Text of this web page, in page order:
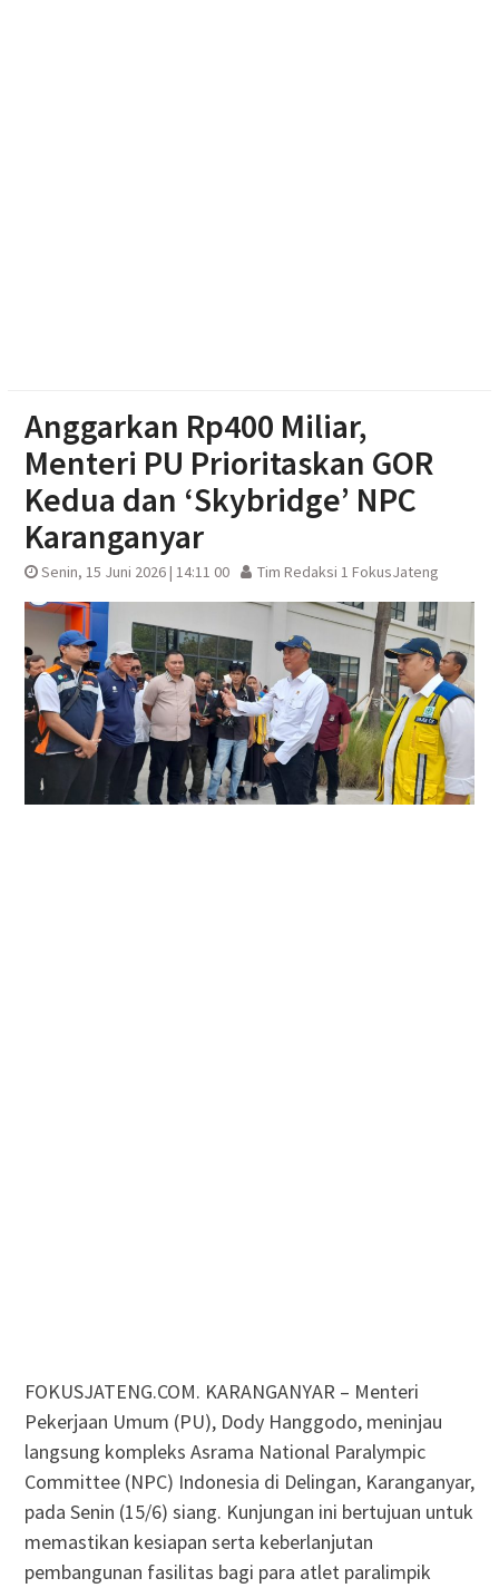
Anggarkan Rp400 Miliar,
Menteri PU Prioritaskan GOR
Kedua dan ‘Skybridge’ NPC
Karanganyar
Senin, 15 Juni 2026 | 14:11 00 Tim Redaksi 1 FokusJateng
FOKUSJATENG.COM. KARANGANYAR – Menteri
Pekerjaan Umum (PU), Dody Hanggodo, meninjau
langsung kompleks Asrama National Paralympic
Committee (NPC) Indonesia di Delingan, Karanganyar,
pada Senin (15/6) siang. Kunjungan ini bertujuan untuk
memastikan kesiapan serta keberlanjutan
pembangunan fasilitas bagi para atlet paralimpik